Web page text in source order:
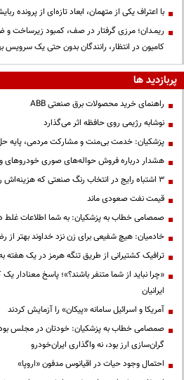
با اعتراف یکی از متهمان، ابعاد تازه‌ای از
کامیون در انتظار، رانندگان بدون حتی یک سرویس
پربازدید ها
راهنمای خرید محصولات برق صنعتی ABB
نوشابه رژیمی روی حافظه اثر می‌گذارد
پزشکیان: خدمت بی‌منت و مشارکت مردمی،
هشدار درباره فروش حواله‌های صوری خودروهای
3 اشتباه رایج در انتخاب رنگ صنعتی که هزینه‌اش را سال‌ها می‌پردازید...
قیمت نفت صعودی ماند
صمصامی خطاب به پزشکیان: به شما اطلاعات غلط
خادمیان: هیچ شفیعی برای زن نزد خداوند بهتر
ترافیک کشتیرانی از طریق تنگه هرمز در یک هفته به ۳۳ کشتی کاهش
«چرا نباید از شما متنفر باشند؟»؛ پاسخ معنادار
ایرانیان
آمریکا و اسرائیل سامانه «پیکان» را آزمایش کردند
صمصامی خطاب به پزشکیان: خودتان در مجلس
گران‌سازی ارز بود، نه واگذاری ایران‌خودرو
احتمال وجود حیات در اقیانوس مدفون «اروپا»